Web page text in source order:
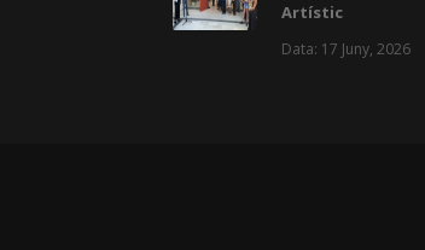
Artístic
Data: 17 Juny, 2026